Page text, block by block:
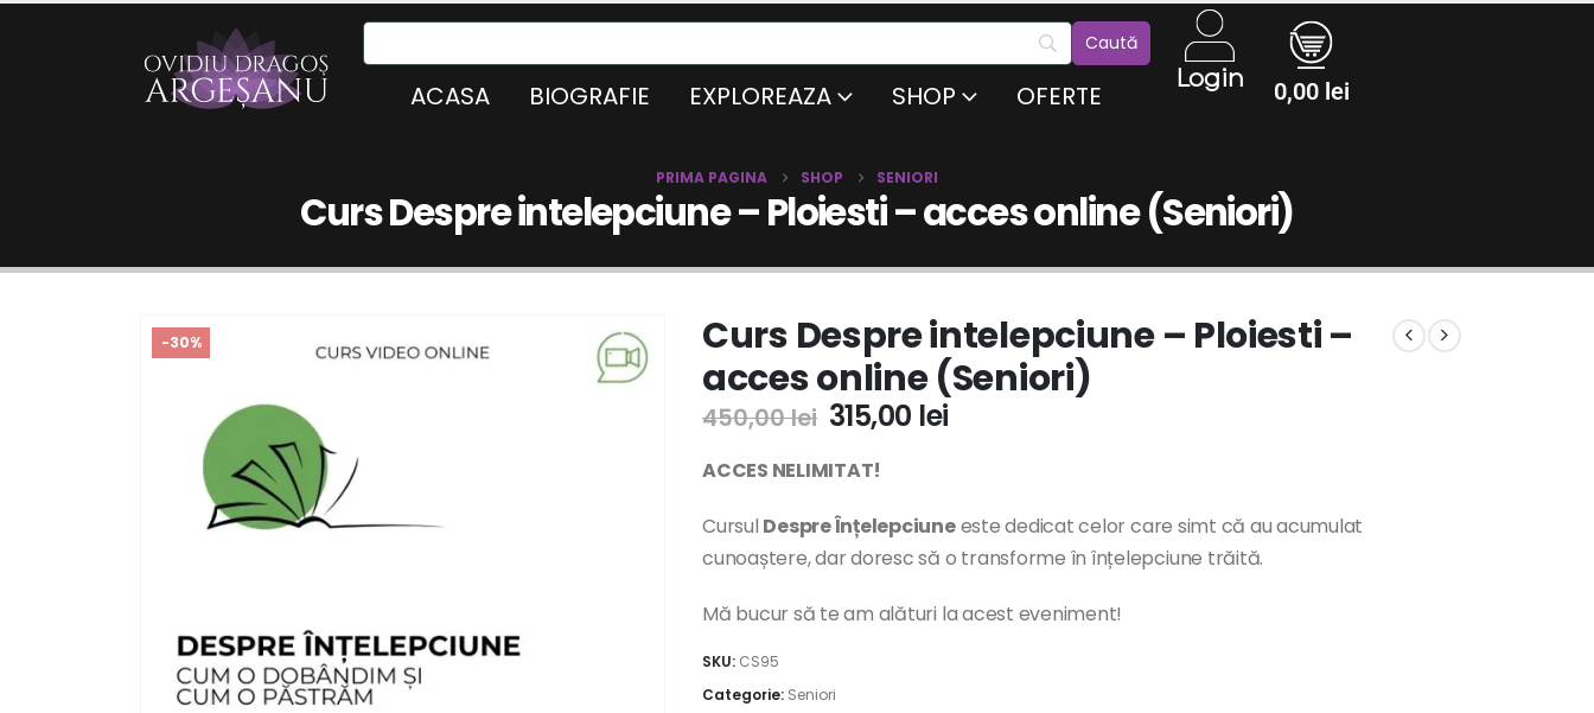
ACASA BIOGRAFIE EXPLOREAZA SHOP OFERTE
Login 0,00 lei
PRIMA PAGINA SHOP SENIORI
Curs Despre intelepciune – Ploiesti – acces online (Seniori)
-30%
Curs Despre intelepciune – Ploiesti –
acces online (Seniori)
450,00lei 315,00 lei
ACCES NELIMITAT!
Cursul Despre Înțelepciuneeste dedicat celor care simt că au acumulat
cunoaștere, dar doresc să o transforme în înțelepciune trăită.
Mă bucur să te am alături la acest eveniment!
SKU: CS95
Categorie: Seniori